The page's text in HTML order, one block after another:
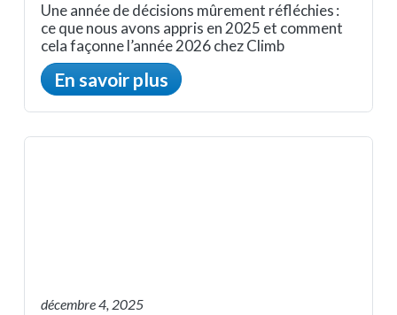
Une année de décisions mûrement réfléchies :
ce que nous avons appris en 2025 et comment
cela façonne l’année 2026 chez Climb
En savoir plus
décembre 4, 2025